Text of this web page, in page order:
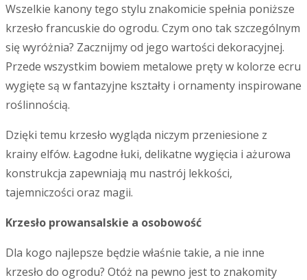
Wszelkie kanony tego stylu znakomicie spełnia poniższe
krzesło francuskie do ogrodu. Czym ono tak szczególnym
się wyróżnia? Zacznijmy od jego wartości dekoracyjnej.
Przede wszystkim bowiem metalowe pręty w kolorze ecru
wygięte są w fantazyjne kształty i ornamenty inspirowane
roślinnością.
Dzięki temu krzesło wygląda niczym przeniesione z
krainy elfów. Łagodne łuki, delikatne wygięcia i ażurowa
konstrukcja zapewniają mu nastrój lekkości,
tajemniczości oraz magii.
Krzesło prowansalskie a osobowość
Dla kogo najlepsze będzie właśnie takie, a nie inne
krzesło do ogrodu? Otóż na pewno jest to znakomity